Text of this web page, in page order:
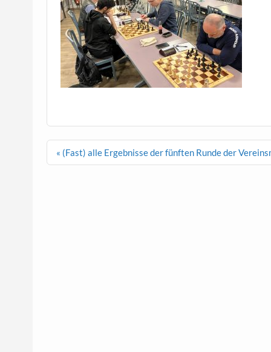
Beitragsnavigation
« (Fast) alle Ergebnisse der fünften Runde der